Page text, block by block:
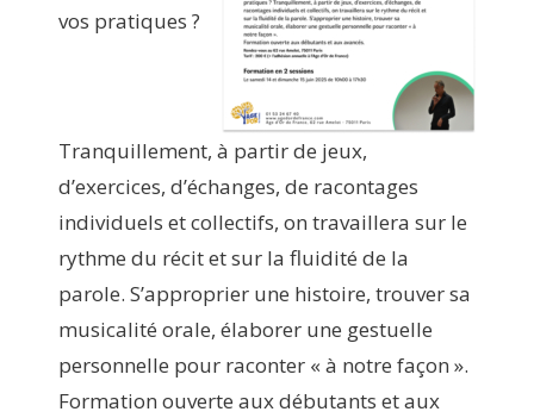
vos pratiques ?
Tranquillement, à partir de jeux,
d’exercices, d’échanges, de racontages
individuels et collectifs, on travaillera sur le
rythme du récit et sur la fluidité de la
parole. S’approprier une histoire, trouver sa
musicalité orale, élaborer une gestuelle
personnelle pour raconter « à notre façon ».
Formation ouverte aux débutants et aux